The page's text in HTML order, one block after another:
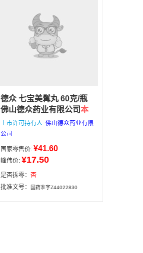
德众 七宝美髯丸 60克/瓶
佛山德众药业有限公司本
店所有药品均来自正规医
药公司，价格低，有效期
前下单当天发货，4点后次
日发货，满188包邮，咨询
电话/微信：13335162133
佛山德众药业有限公司
上市许可持有人: 佛山德众药业有限
公司
国家零售价: ¥41.60
峰伟价: ¥17.50
是否拆零： 否
批准文号：
国药准字Z44022830